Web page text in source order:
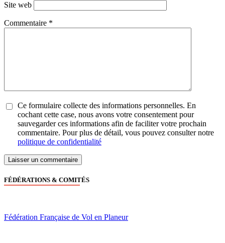
Site web
Commentaire *
Ce formulaire collecte des informations personnelles. En
cochant cette case, nous avons votre consentement pour
sauvegarder ces informations afin de faciliter votre prochain
commentaire. Pour plus de détail, vous pouvez consulter notre
politique de confidentialité
FÉDÉRATIONS & COMITÉS
Fédération Française de Vol en Planeur